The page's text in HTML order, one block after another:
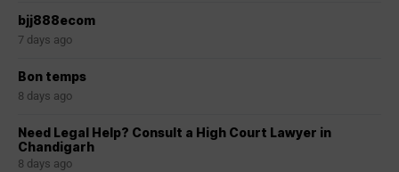
bjj888ecom
7 days ago
Bon temps
8 days ago
Need Legal Help? Consult a High Court Lawyer in
Chandigarh
8 days ago